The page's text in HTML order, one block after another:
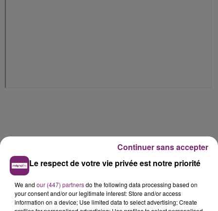
Le respect de votre vie privée est notre priorité
We and our (447) partnersdo the following data processing based on
your consent and/or our legitimate interest: Store and/or access
information on a device; Use limited data to select advertising; Create
Continuer sans accepter